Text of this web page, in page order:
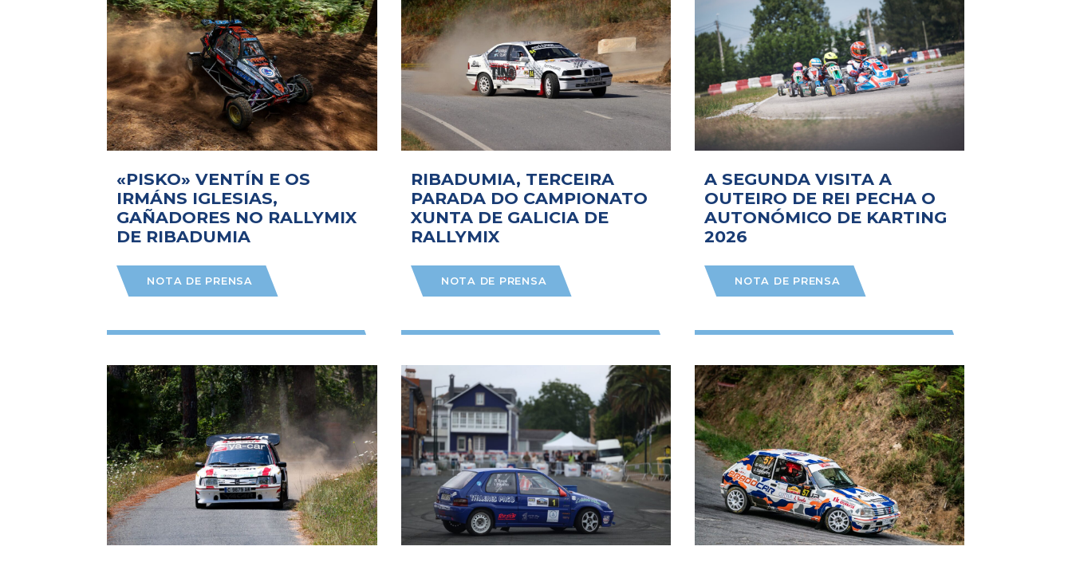
«PISKO» VENTÍN E OS
IRMÁNS IGLESIAS,
GAÑADORES NO RALLYMIX
DE RIBADUMIA
NOTA DE PRENSA
RIBADUMIA, TERCEIRA
PARADA DO CAMPIONATO
XUNTA DE GALICIA DE
RALLYMIX
NOTA DE PRENSA
A SEGUNDA VISITA A
OUTEIRO DE REI PECHA O
AUTONÓMICO DE KARTING
2026
NOTA DE PRENSA